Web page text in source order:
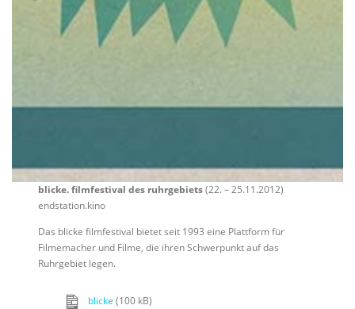
blicke. filmfestival des ruhrgebiets(22. – 25.11.2012)
endstation.kino
Das blicke filmfestival bietet seit 1993 eine Plattform für
Filmemacher und Filme, die ihren Schwerpunkt auf das
Ruhrgebiet legen.
blicke (100 kB)